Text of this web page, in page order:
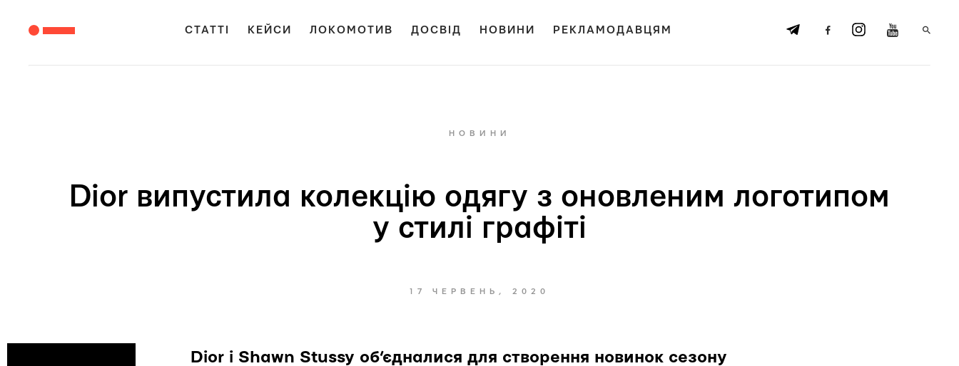
СТАТТІ КЕЙСИ ЛОКОМОТИВ ДОСВІД НОВИНИ РЕКЛАМОДАВЦЯМ
НОВИНИ
Dior випустила колекцію одягу з оновленим логотипом
у стилі графіті
17 ЧЕРВЕНЬ, 2020
Dior і Shawn Stussy об’єдналися для створення новинок сезону